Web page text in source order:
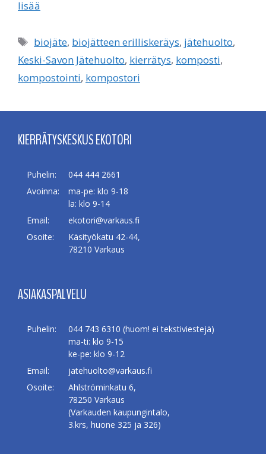
lisää
Avainsanat
biojäte, biojätteen erilliskeräys, jätehuolto,
Keski-Savon Jätehuolto, kierrätys, komposti,
kompostointi, kompostori
KIERRÄTYSKESKUS EKOTORI
Puhelin:
044 444 2661
Avoinna:
ma-pe: klo 9-18
la: klo 9-14
Email:
ekotori@varkaus.fi
Osoite:
Käsityökatu 42-44,
78210 Varkaus
ASIAKASPALVELU
Puhelin:
044 743 6310 (huom! ei tekstiviestejä)
ma-ti: klo 9-15
ke-pe: klo 9-12
Email:
jatehuolto@varkaus.fi
Osoite:
Ahlströminkatu 6,
78250 Varkaus
(Varkauden kaupungintalo,
3.krs, huone 325 ja 326)